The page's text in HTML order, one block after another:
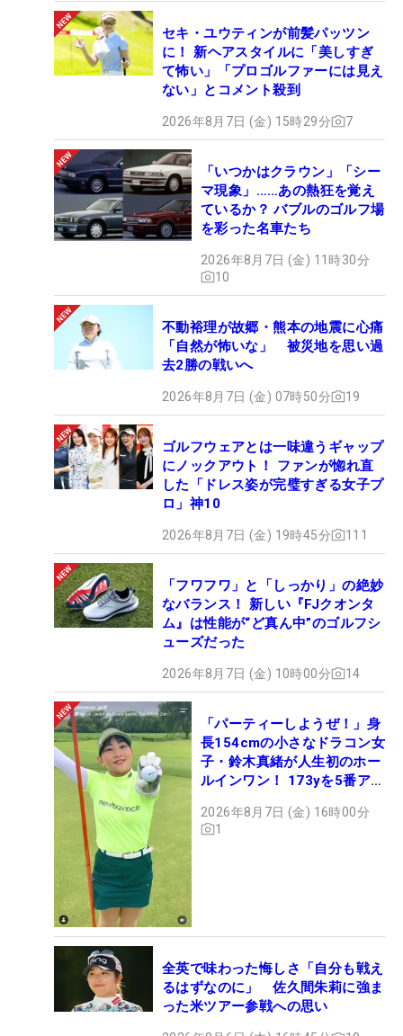
セキ・ユウティンが前髪パッツン
に！ 新ヘアスタイルに「美しすぎ
て怖い」「プロゴルファーには見え
ない」とコメント殺到
2026年8月7日 (金) 15時29分 7
「いつかはクラウン」「シー
マ現象」……あの熱狂を覚え
ているか？ バブルのゴルフ場
を彩った名車たち
2026年8月7日 (金) 11時30分
10
不動裕理が故郷・熊本の地震に心痛
「自然が怖いな」 被災地を思い過
去2勝の戦いへ
2026年8月7日 (金) 07時50分 19
ゴルフウェアとは一味違うギャップ
にノックアウト！ ファンが惚れ直
した「ドレス姿が完璧すぎる女子プ
ロ」神10
2026年8月7日 (金) 19時45分 111
「フワフワ」と「しっかり」の絶妙
なバランス！ 新しい『FJクオンタ
ム』は性能が“ど真ん中”のゴルフシ
ューズだった
2026年8月7日 (金) 10時00分 14
「パーティーしようぜ！」身
長154cmの小さなドラコン女
子・鈴木真緒が人生初のホー
ルインワン！ 173yを5番アイ
2026年8月7日 (金) 16時00分
1
全英で味わった悔しさ「自分も戦え
るはずなのに」 佐久間朱莉に強ま
った米ツアー参戦への思い